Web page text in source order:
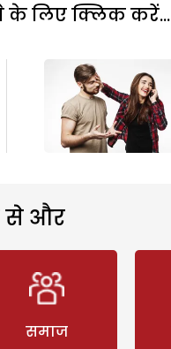
के लिए क्लिक करें...
से और
समाज